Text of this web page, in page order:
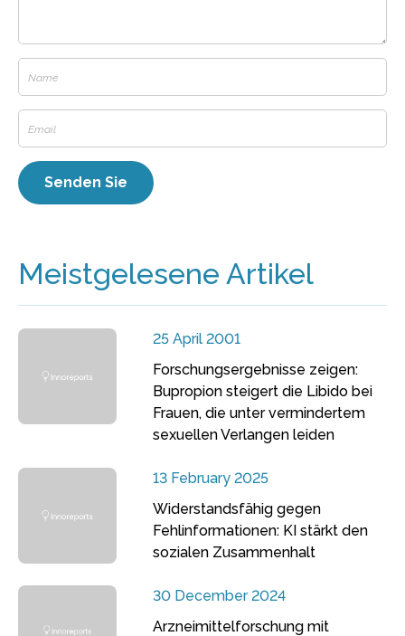
Meistgelesene Artikel
25 April 2001
Forschungsergebnisse zeigen:
Bupropion steigert die Libido bei
Frauen, die unter vermindertem
sexuellen Verlangen leiden
13 February 2025
Widerstandsfähig gegen
Fehlinformationen: KI stärkt den
sozialen Zusammenhalt
30 December 2024
Arzneimittelforschung mit